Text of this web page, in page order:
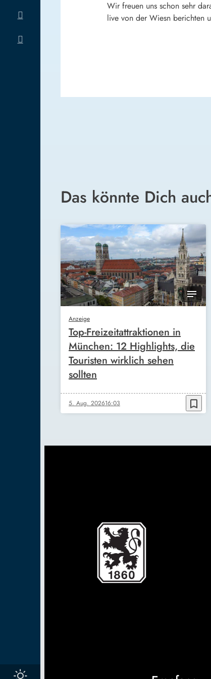
Wir freuen uns schon sehr
live von der Wiesn berichten
Das könnte Dich
Anzeige
Top-Freizeitattraktionen in
München: 12 Highlights, die
Touristen wirklich sehen
sollten
5. Aug. 202616:03 bookmark_border